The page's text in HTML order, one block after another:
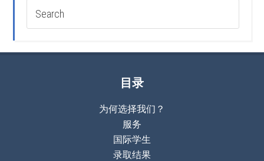
目录
为何选择我们？
服务
国际学生
录取结果